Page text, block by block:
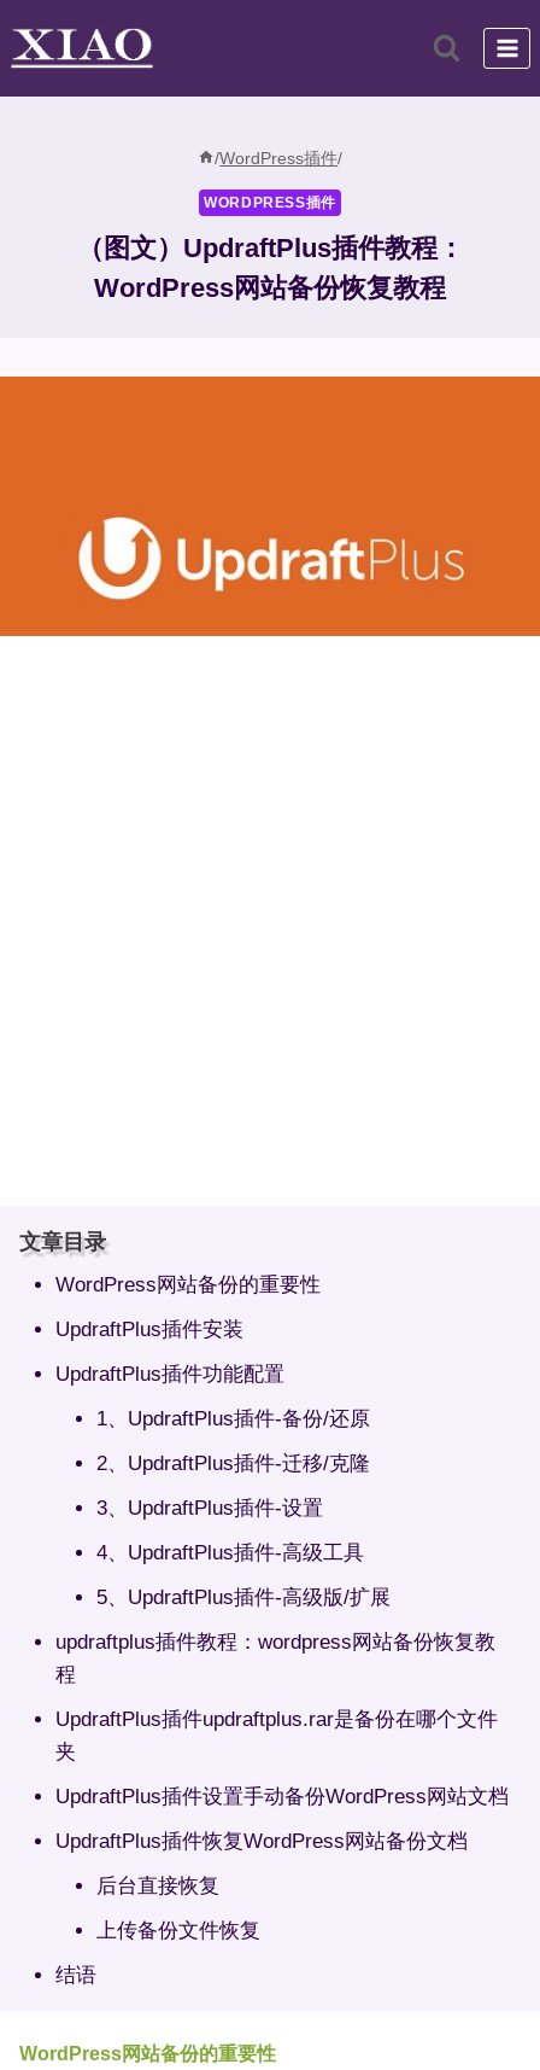
/WordPress插件/
WORDPRESS插件
（图文）UpdraftPlus插件教程：
WordPress网站备份恢复教程
文章目录
WordPress网站备份的重要性
UpdraftPlus插件安装
UpdraftPlus插件功能配置
1、UpdraftPlus插件-备份/还原
2、UpdraftPlus插件-迁移/克隆
3、UpdraftPlus插件-设置
4、UpdraftPlus插件-高级工具
5、UpdraftPlus插件-高级版/扩展
updraftplus插件教程：wordpress网站备份恢复教
程
UpdraftPlus插件updraftplus.rar是备份在哪个文件
夹
UpdraftPlus插件设置手动备份WordPress网站文档
UpdraftPlus插件恢复WordPress网站备份文档
后台直接恢复
上传备份文件恢复
结语
WordPress网站备份的重要性